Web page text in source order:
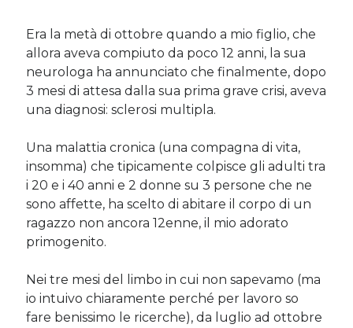
Sara su Del 2023 e di come la mia famiglia sta affrontando la
sclerosi multipla
michelasuDel 2023 e di come la mia famiglia sta affrontando la
sclerosi multipla
michelasuDel 2023 e di come la mia famiglia sta affrontando la
Guya
Del 2023 e di come la mia famiglia sta affrontando la
sclerosi multipla
Cerca nel blog
Cerca
Era la metà di ottobre quando a mio figlio, che
allora aveva compiuto da poco 12 anni, la sua
neurologa ha annunciato che finalmente, dopo
3 mesi di attesa dalla sua prima grave crisi, aveva
una diagnosi: sclerosi multipla.
Una malattia cronica (una compagna di vita,
insomma) che tipicamente colpisce gli adulti tra
i 20 e i 40 anni e 2 donne su 3 persone che ne
sono affette, ha scelto di abitare il corpo di un
ragazzo non ancora 12enne, il mio adorato
primogenito.
Nei tre mesi del limbo in cui non sapevamo (ma
io intuivo chiaramente perché per lavoro so
fare benissimo le ricerche), da luglio ad ottobre